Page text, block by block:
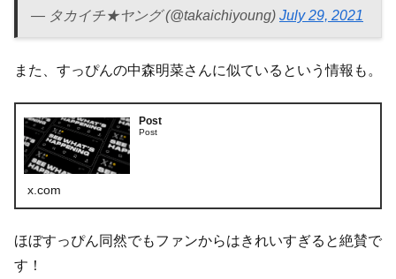
— タカイチ★ヤング (@takaichiyoung) July 29, 2021
また、すっぴんの中森明菜さんに似ているという情報も。
Post
Post
x.com
ほぼすっぴん同然でもファンからはきれいすぎると絶賛で
す！